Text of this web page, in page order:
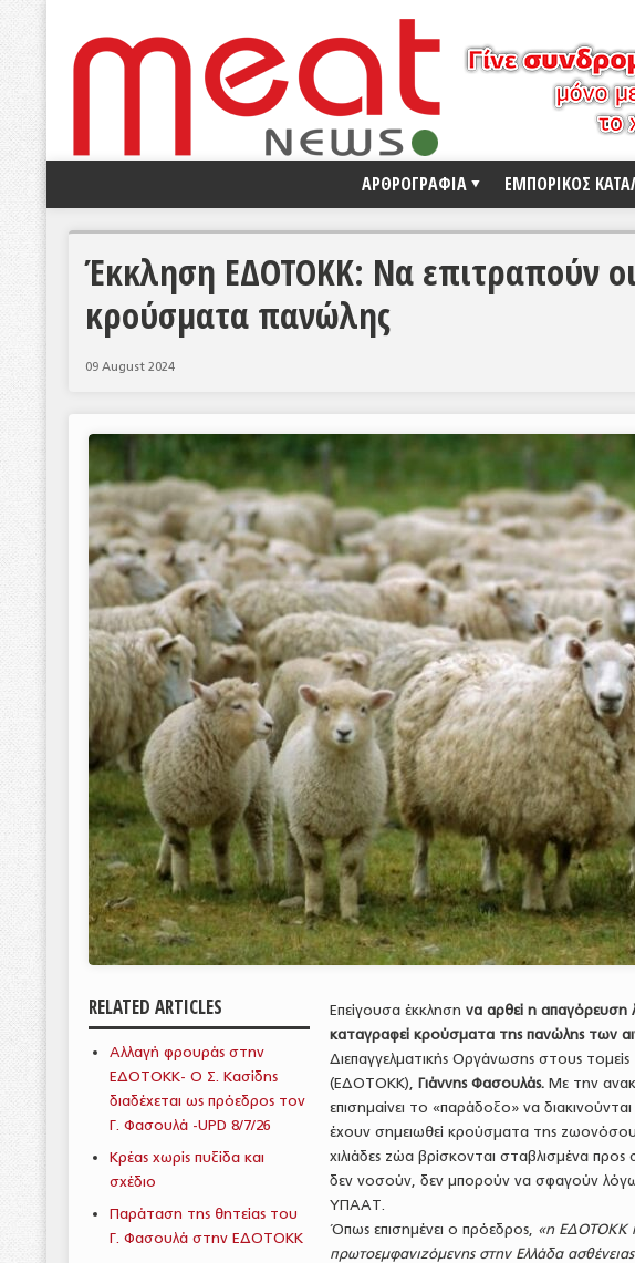
ΑΡΘΡΟΓΡΑΦΙΑ ΕΜΠΟΡΙΚΟΣ
Έκκληση ΕΔΟΤΟΚΚ: Να επιτραπούν
κρούσματα πανώλης
09 August 2024
RELATED ARTICLES
Αλλαγή φρουράς στην
ΕΔΟΤΟΚΚ- Ο Σ. Κασίδης
διαδέχεται ως πρόεδρος τον
Γ. Φασουλά -UPD 8/7/26
Κρέας χωρίς πυξίδα και
σχέδιο
Παράταση της θητείας του
Γ. Φασουλά στην ΕΔΟΤΟΚΚ
Επείγουσα έκκλησηνα αρθεί η απαγόρευση
καταγραφεί κρούσματα της πανώλης των
Διεπαγγελματικής Οργάνωσης στους
(ΕΔΟΤΟΚΚ), Γιάννης Φασουλάς. Με την
επισημαίνει το «παράδοξο» να
έχουν σημειωθεί κρούσματα της ζωονόσου
χιλιάδες ζώα βρίσκονται σταβλισμένα
δεν νοσούν, δεν μπορούν να σφαγούν λόγω
ΥΠΑΑΤ.
Όπως επισημένει ο πρόεδρος, «η ΕΔΟΤΟΚΚ
πρωτοεμφανιζόμενης στην Ελλάδα